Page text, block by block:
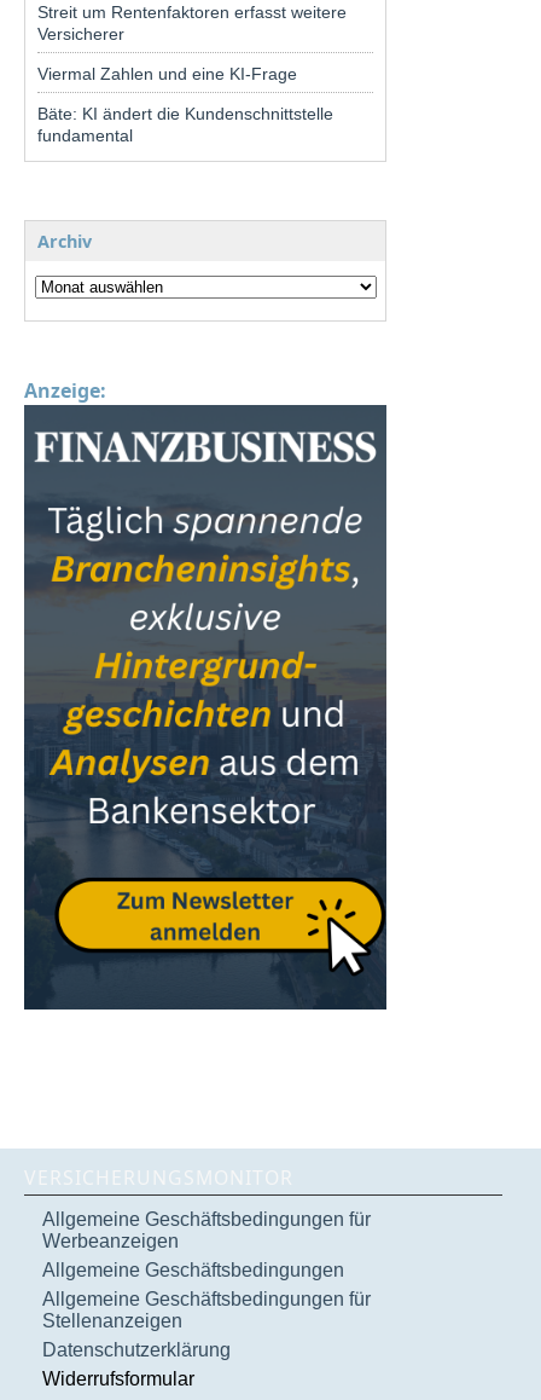
Streit um Rentenfaktoren erfasst weitere
Versicherer
Viermal Zahlen und eine KI-Frage
Bäte: KI ändert die Kundenschnittstelle
fundamental
Archiv
Anzeige:
VERSICHERUNGSMONITOR
Allgemeine Geschäftsbedingungen für
Werbeanzeigen
Allgemeine Geschäftsbedingungen
Allgemeine Geschäftsbedingungen für
Stellenanzeigen
Datenschutzerklärung
Widerrufsformular